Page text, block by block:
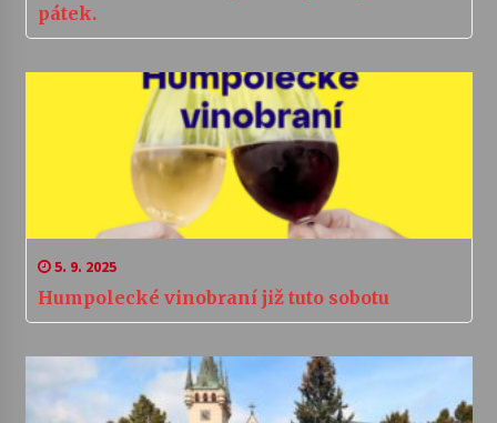
pátek.
5. 9. 2025
Humpolecké vinobraní již tuto sobotu